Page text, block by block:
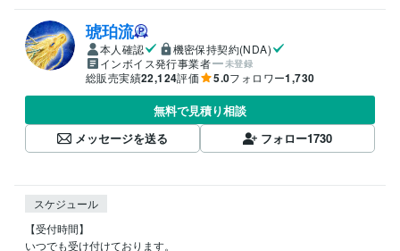
琥珀流
本人確認
機密保持契約(NDA)
インボイス発行事業者
未登録
総販売実績22,124評価 5.0フォロワー1,730
無料で見積り相談
メッセージを送る
フォロー1730
スケジュール
【受付時間】
いつでも受け付けております。